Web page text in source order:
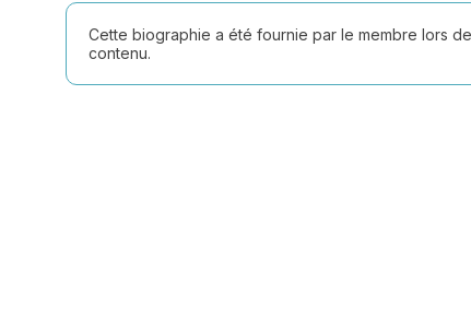
Cette biographie a été fournie par le membre lors
contenu.